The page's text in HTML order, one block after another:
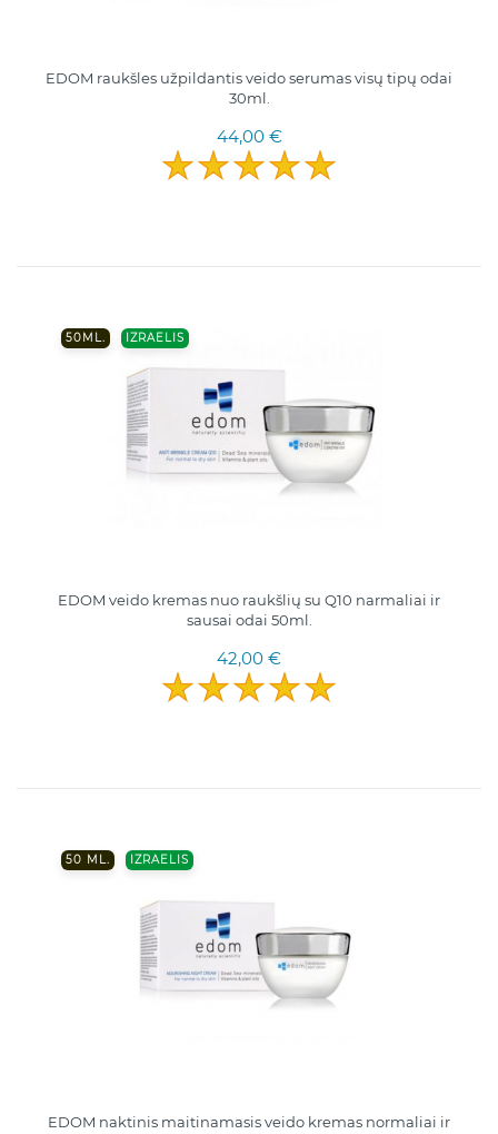
EDOM raukšles užpildantis veido serumas visų tipų odai
30ml.
44,00 €
50ML. IZRAELIS
EDOM veido kremas nuo raukšlių su Q10 narmaliai ir
sausai odai 50ml.
42,00 €
50 ML. IZRAELIS
EDOM naktinis maitinamasis veido kremas normaliai ir